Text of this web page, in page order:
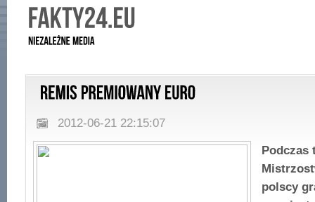
2012-06-21 22:15:07
Podczas
polscy